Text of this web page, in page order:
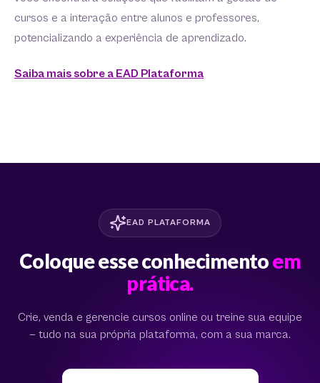
cursos e a interação entre alunos e professores,
potencializando a experiência de aprendizado.
Saiba mais sobre a EAD Plataforma
EAD PLATAFORMA
Coloque esse conhecimentoem
prática.
Crie, venda e gerencie cursos online ou treine sua equipe
— tudo na sua própria plataforma, com a sua marca.